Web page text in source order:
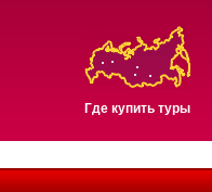
Где купить туры